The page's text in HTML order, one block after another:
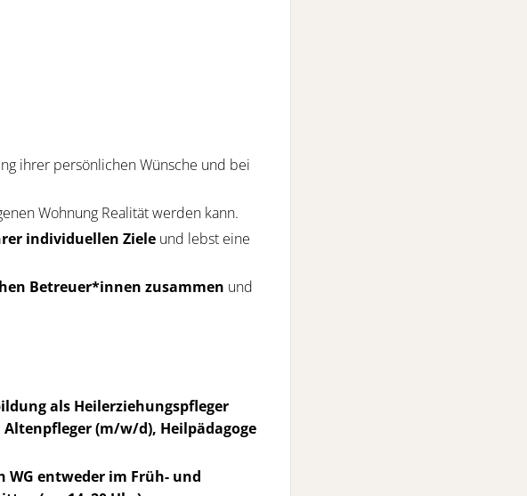
ihrer persönlichen Wünsche und bei
Wohnung Realität werden kann.
individuellen Ziele und lebst eine
Betreuer*innen zusammen und
als Heilerziehungspfleger
(m/w/d), Heilpädagoge
WG entweder im Früh- und